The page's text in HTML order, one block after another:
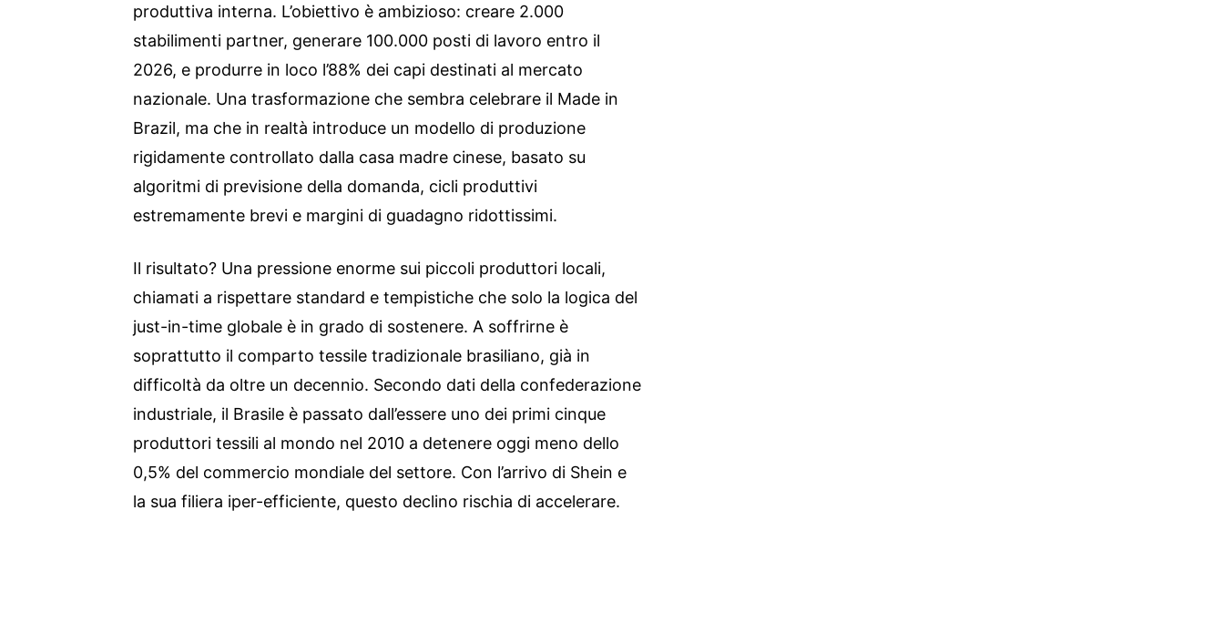
produttiva interna. L’obiettivo è ambizioso: creare 2.000
stabilimenti partner, generare 100.000 posti di lavoro entro il
2026, e produrre in loco l’88% dei capi destinati al mercato
nazionale. Una trasformazione che sembra celebrare il Made in
Brazil, ma che in realtà introduce un modello di produzione
rigidamente controllato dalla casa madre cinese, basato su
algoritmi di previsione della domanda, cicli produttivi
estremamente brevi e margini di guadagno ridottissimi.
Il risultato? Una pressione enorme sui piccoli produttori locali,
chiamati a rispettare standard e tempistiche che solo la logica del
just-in-time globale è in grado di sostenere. A soffrirne è
soprattutto il comparto tessile tradizionale brasiliano, già in
difficoltà da oltre un decennio. Secondo dati della confederazione
industriale, il Brasile è passato dall’essere uno dei primi cinque
produttori tessili al mondo nel 2010 a detenere oggi meno dello
0,5% del commercio mondiale del settore. Con l’arrivo di Shein e
la sua filiera iper-efficiente, questo declino rischia di accelerare.